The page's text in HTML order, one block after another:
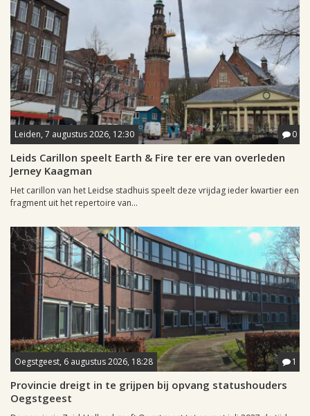
Leiden, 7 augustus 2026, 12:30 0
Leids Carillon speelt Earth & Fire ter ere van overleden
Jerney Kaagman
Het carillon van het Leidse stadhuis speelt deze vrijdag ieder kwartier een
fragment uit het repertoire van...
Oegstgeest, 6 augustus 2026, 18:28 1
Provincie dreigt in te grijpen bij opvang statushouders
Oegstgeest